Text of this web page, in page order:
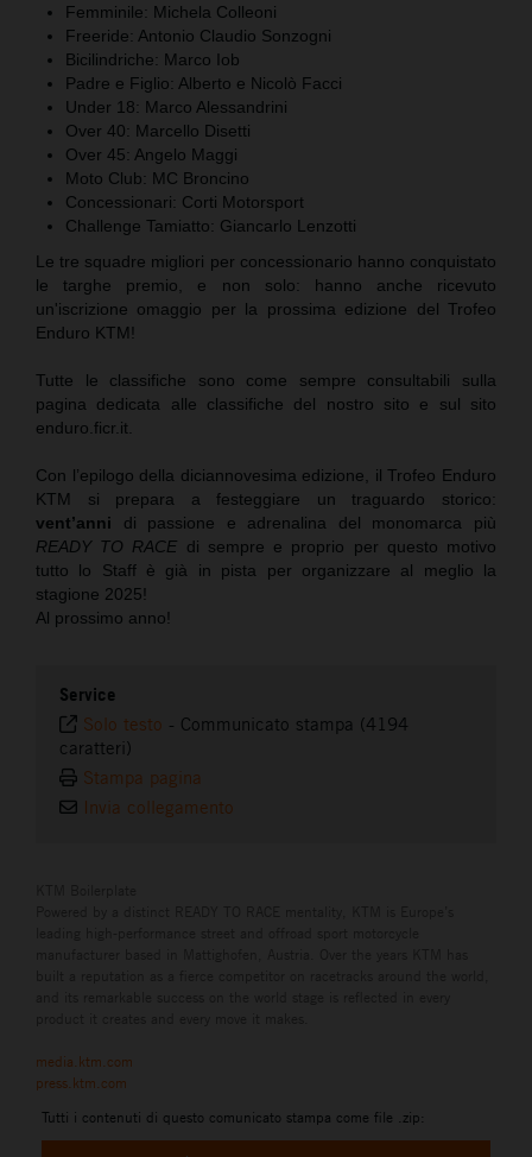
Femminile: Michela Colleoni
Freeride: Antonio Claudio Sonzogni
Bicilindriche: Marco Iob
Padre e Figlio: Alberto e Nicolò Facci
Under 18: Marco Alessandrini
Over 40: Marcello Disetti
Over 45: Angelo Maggi
Moto Club: MC Broncino
Concessionari: Corti Motorsport
Challenge Tamiatto: Giancarlo Lenzotti
Le tre squadre migliori per concessionario hanno conquistato
le targhe premio, e non solo: hanno anche ricevuto
un'iscrizione omaggio per la prossima edizione del Trofeo
Enduro KTM!
Tutte le classifiche sono come sempre consultabili sulla
pagina dedicata alle classifiche del nostro sito e sul sito
enduro.ficr.it.
Con l’epilogo della diciannovesima edizione, il Trofeo Enduro
KTM si prepara a festeggiare un traguardo storico:
vent’anni di passione e adrenalina del monomarca più
READY TO RACE di sempre e proprio per questo motivo
tutto lo Staff è già in pista per organizzare al meglio la
stagione 2025!
Al prossimo anno!
Service
Solo testo - Communicato stampa (4194
caratteri)
Stampa pagina
Invia collegamento
media.ktm.com
press.ktm.com
Tutti i contenuti di questo comunicato stampa come file .zip: